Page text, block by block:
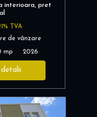
interioara, pret
TVA
de vânzare
mp 2026
detalii